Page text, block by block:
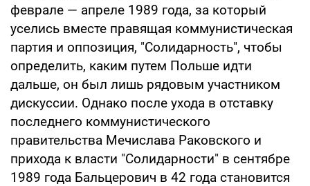
феврале — апреле 1989 года, за который
уселись вместе правящая коммунистическая
партия и оппозиция, "Солидарность", чтобы
определить, каким путем Польше идти
дальше, он был лишь рядовым участником
дискуссии. Однако после ухода в отставку
последнего коммунистического
правительства Мечислава Раковского и
прихода к власти "Солидарности" в сентябре
1989 года Бальцерович в 42 года становится